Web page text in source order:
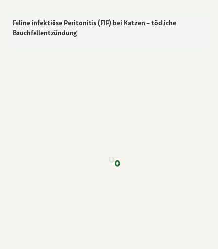
Feline infektiöse Peritonitis (FIP) bei Katzen – tödliche
Bauchfellentzündung